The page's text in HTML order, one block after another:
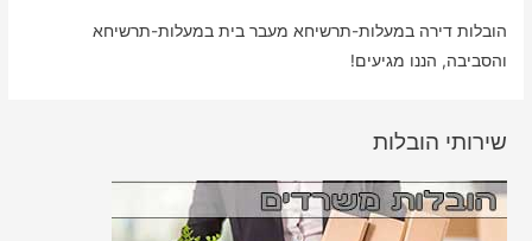
הובלות דירה במעלות-תרשיחא מעבר בית במעלות-תרשיחא
והסביבה, הננו מגיעים!
שירותי הובלות